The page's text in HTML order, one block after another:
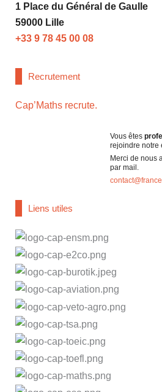
1 Place du Général de Gaulle
59000 Lille
+33 9 78 45 00 08
Recrutement
Cap’Maths recrute.
Vous êtes
rejoindre notre
Merci de nous
par mail.
Liens utiles